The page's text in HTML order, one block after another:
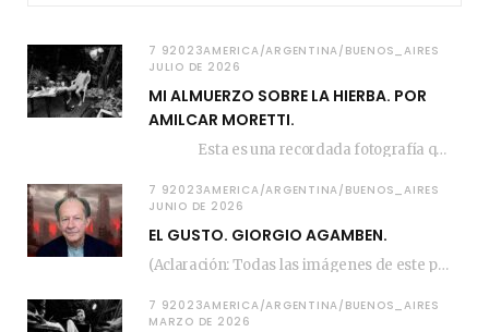
7 92023AMERICA/ARGENTINA/BUENOS_AIRES
JULIO DE 2026
MI ALMUERZO SOBRE LA HIERBA. POR
AMILCAR MORETTI.
Esta es una recordada fotografía que registré…
7 92023AMERICA/ARGENTINA/BUENOS_AIRES
JUNIO DE 2026
EL GUSTO. GIORGIO AGAMBEN.
(Aclaración: Todas las imágenes de este posteo fueron tomadas de Bloghemia.com, y todos los…
7 92023AMERICA/ARGENTINA/BUENOS_AIRES
MARZO DE 2026